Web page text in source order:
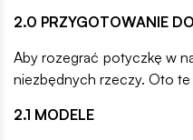
2.0 PRZYGOTOWANIE
Aby rozegrać potyczkę w
niezbędnych rzeczy. Oto te
2.1 MODELE